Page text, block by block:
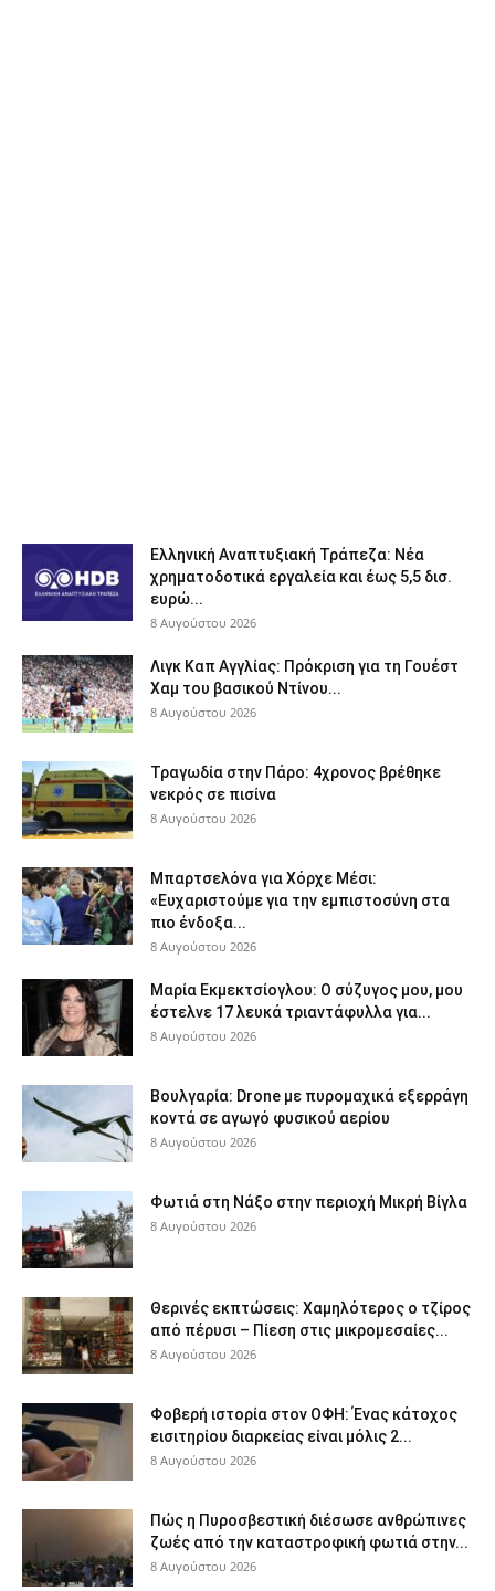
Ελληνική Αναπτυξιακή Τράπεζα: Νέα
χρηματοδοτικά εργαλεία και έως 5,5 δισ.
ευρώ...
8 Αυγούστου 2026
Λιγκ Καπ Αγγλίας: Πρόκριση για τη Γουέστ
Χαμ του βασικού Ντίνου...
8 Αυγούστου 2026
Τραγωδία στην Πάρο: 4χρονος βρέθηκε
νεκρός σε πισίνα
8 Αυγούστου 2026
Μπαρτσελόνα για Χόρχε Μέσι:
«Ευχαριστούμε για την εμπιστοσύνη στα
πιο ένδοξα...
8 Αυγούστου 2026
Μαρία Εκμεκτσίογλου: O σύζυγος μου, μου
έστελνε 17 λευκά τριαντάφυλλα για...
8 Αυγούστου 2026
Βουλγαρία: Drone με πυρομαχικά εξερράγη
κοντά σε αγωγό φυσικού αερίου
8 Αυγούστου 2026
Φωτιά στη Νάξο στην περιοχή Μικρή Βίγλα
8 Αυγούστου 2026
Θερινές εκπτώσεις: Χαμηλότερος ο τζίρος
από πέρυσι – Πίεση στις μικρομεσαίες...
8 Αυγούστου 2026
Φοβερή ιστορία στον ΟΦΗ: Ένας κάτοχος
εισιτηρίου διαρκείας είναι μόλις 2...
8 Αυγούστου 2026
Πώς η Πυροσβεστική διέσωσε ανθρώπινες
ζωές από την καταστροφική φωτιά στην...
8 Αυγούστου 2026